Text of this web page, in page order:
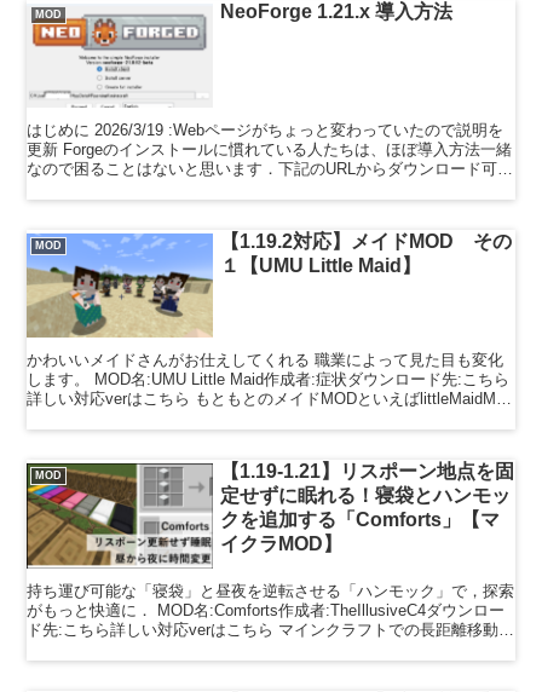
MOD NeoForge 1.21.x 導入方法
はじめに 2026/3/19 :Webページがちょっと変わっていたので説明を
更新 Forgeのインストールに慣れている人たちは、ほぼ導入方法一緒
なので困ることはないと思います．下記のURLからダウンロード可能
MOD
【1.19.2対応】メイドMOD その
１【UMU Little Maid】
かわいいメイドさんがお仕えしてくれる 職業によって見た目も変化
します。 MOD名:UMU Little Maid作成者:症状ダウンロード先:こちら
詳しい対応verはこちら もともとのメイドMODといえばlittleMaidMob
MOD
【1.19-1.21】リスポーン地点を固
定せずに眠れる！寝袋とハンモッ
クを追加する「Comforts」【マ
イクラMOD】
持ち運び可能な「寝袋」と昼夜を逆転させる「ハンモック」で，探索
がもっと快適に． MOD名:Comforts作成者:TheIllusiveC4ダウンロー
ド先:こちら詳しい対応verはこちら マインクラフトでの長距離移動中